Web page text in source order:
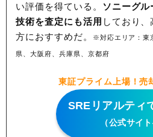
い評価を得ている。 ソニーグ
技術を査定にも活用 しており
方におすすめだ。
※対応エリア：東
県、大阪府、兵庫県、京都府
東証プライム上場！売
SREリアルティ
（公式サイト